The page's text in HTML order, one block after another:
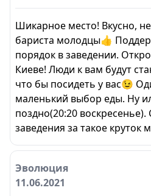
Шикарное место! Вкусно,
бариста молодцы👍
порядок в заведении.
Киеве! Люди к вам будут
что бы посидеть у вас😉
маленький выбор еды. Ну
поздно(20:20
заведения за такое круток
Эволюция
11.06.2021